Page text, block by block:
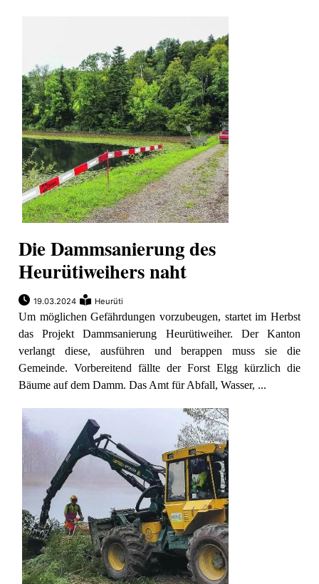
Die Dammsanierung des
Heurütiweihers naht
19.03.2024 Heurüti
Um möglichen Gefährdungen vorzubeugen, startet im Herbst
das Projekt Dammsanierung Heurütiweiher. Der Kanton
verlangt diese, ausführen und berappen muss sie die
Gemeinde. Vorbereitend fällte der Forst Elgg kürzlich die
Bäume auf dem Damm. Das Amt für Abfall, Wasser, ...